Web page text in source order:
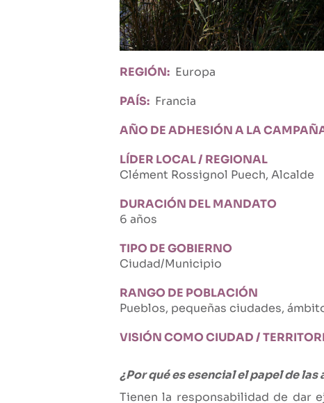
REGIÓN
Europa
PAÍS
Francia
AÑO DE ADHESIÓN A LA
LÍDER LOCAL / REGIONAL
Clément Rossignol Puech, Alcalde
DURACIÓN DEL MANDATO
6 años
TIPO DE GOBIERNO
Ciudad/Municipio
RANGO DE POBLACIÓN
Pueblos, pequeñas ciudades,
VISIÓN COMO CIUDAD /
¿Por qué es esencial el papel de
Tienen la responsabilidad de dar